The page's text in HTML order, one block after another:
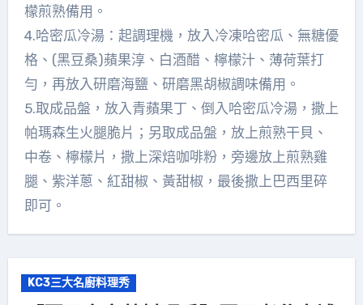
檬煎熟備用。
4.哈密瓜冷湯：起調理機，放入冷凍哈密瓜、無糖優
格、(黑豆桑)蘋果淳、白酒醋、檸檬汁、薄荷葉打
勻，再放入研磨海鹽、研磨黑胡椒調味備用。
5.取成品盤，放入青蘋果丁、倒入哈密瓜冷湯，撒上
帕瑪森生火腿脆片；另取成品盤，放上煎熟干貝、
中卷、檸檬片，撒上深焙咖啡粉，旁邊放上煎熟雞
腿、紫洋蔥、紅甜椒、黃甜椒，最後撒上巴西里碎
即可。
KC3三大名廚料理秀